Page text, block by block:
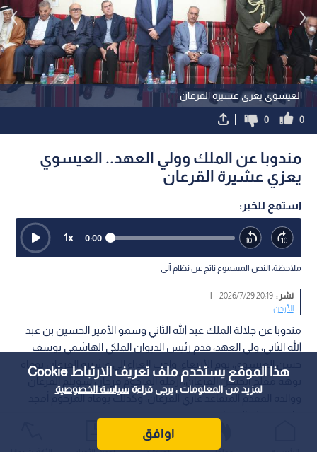
هذا الموقع يستخدم ملف تعريف الارتباط Cookie
لمزيد من المعلومات ، يرجى قراءةسياسة الخصوصية
اوافق
العيسوي يعزي عشيرة القرعان
0
0
مندوبا عن الملك وولي العهد.. العيسوي
يعزي عشيرة القرعان
استمع للخبر:
0:00
1x
ملاحظة: النص المسموع ناتج عن نظام آلي
نشر :20:19 2026/7/29
الأردن
مندوبا عن جلالة الملك عبد الله الثاني وسمو الأمير الحسين بن عبد
الله الثاني، ولي العهد، قدم رئيس الديوان الملكي الهاشمي يوسف
حسن العيسوي، يوم الأربعاء، واجب العزاء إلى عشيرة القرعان بوفاة
توهة مفلح الحسن القرعان، أرملة المرحوم فرحان سويلم القرعان
ووالدة المقدم المتقاعد غازي القرعان، وكذلك بوفاة المرحوم أمجد